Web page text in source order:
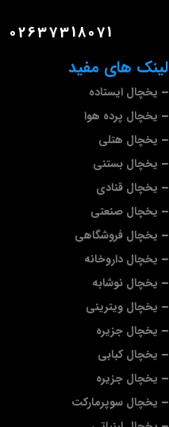
لینک های مفید
یخچال ایستاده
یخچال پرده هوا
یخچال هتلی
یخچال بستنی
یخچال قنادی
یخچال صنعتی
یخچال فروشگاهی
یخچال داروخانه
یخچال نوشابه
یخچال ویترینی
یخچال جزیره
یخچال کبابی
یخچال جزیره
یخچال سوپرمارکت
02637318071